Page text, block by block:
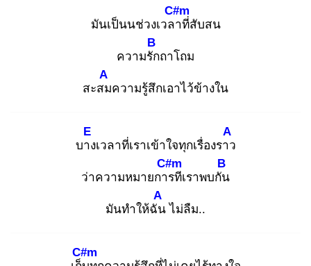
มันเป็นนช่วงเวลา
C#m
ที่สับสน
ความรัก
B
ถาโถม
สะสม
A
ความรู้สึกเอาไว้ข้างใน
บาง
E
เวลาที่เราเข้าใจทุกเรื่องราว
A
ว่าความหมายการ
C#m
ทีเราพบกัน
B
มันทำให้ฉัน
A
ไม่ลืม..
C#m